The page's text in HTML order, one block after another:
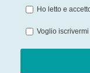
Ho letto e
Voglio